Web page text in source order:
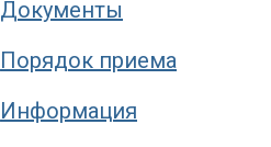
Документы
Порядок приема
Информация